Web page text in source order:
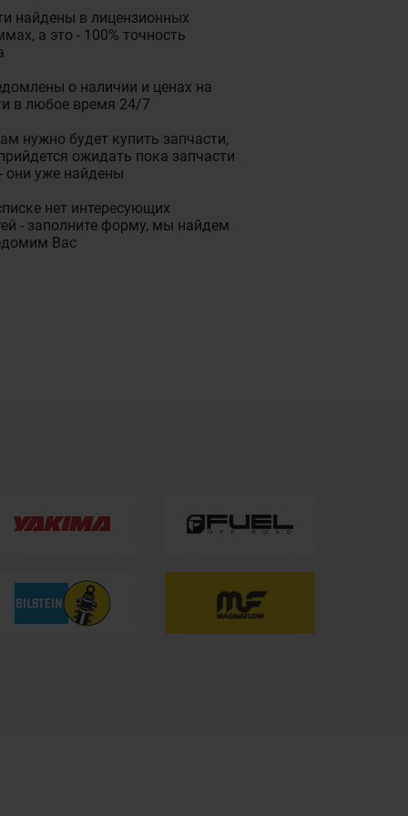
найдены в лицензионных
а это - 100% точность
о наличии и ценах на
в любое время 24/7
нужно будет купить запчасти,
ожидать пока запчасти
они уже найдены
нет интересующих
- заполните форму, мы найдем
Вас